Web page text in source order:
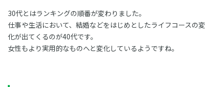
30代とはランキングの順番が変わりました。
仕事や生活において、結婚などをはじめとしたライフコースの変
化が出てくるのが40代です。
女性もより実用的なものへと変化しているようですね。